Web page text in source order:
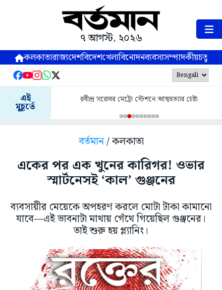
৭ আগস্ট, ২০২৬
কলকাতারাজ্যদেশবিদেশখেলাবিনোদনব্যবসাসম্পাদকীয়
এই
মুহূর্তে
রবীন্দ্র সরোবর মেট্রো স্টেশনে আত্মহত্যার চেষ্টা
বর্তমান/ কলকাতা
একের পর এক খুনের কারিগর! ওভার
স্মার্টনেসই ‘কাল’ গুঞ্জনের
ব্যবসায়ীর মেয়েকে অপহরণ করলে মোটা টাকা কামানো
যাবে—এই ভাবনাটা মাথায় গেঁথে গিয়েছিল গুঞ্জনের।
তাই শুরু হয় প্ল্যানিং।